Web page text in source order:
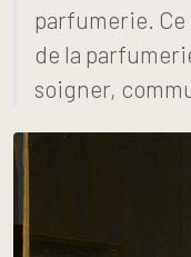
parfumerie.
de la
soigner,